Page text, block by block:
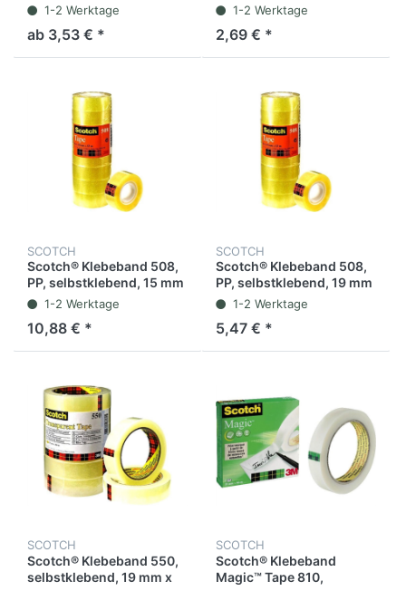
Zelluloseacetat,
selbstklebend,
permanent, 12 mm x 33
m, transparent (1 Rolle)
1-2 Werktage
ab 3,53 € *
x 10 m, transparent (10
1-2 Werktage
2,69 € *
SCOTCH
Scotch® Klebeband 508,
PP, selbstklebend, 15 mm
x 33 m, transparent (10
1-2 Werktage
10,88 € *
SCOTCH
Scotch® Klebeband 508,
PP, selbstklebend, 19 mm
x 33 m, transparent (8
1-2 Werktage
5,47 € *
SCOTCH
Scotch® Klebeband 550,
selbstklebend, 19 mm x
SCOTCH
Scotch® Klebeband
Magic™ Tape 810,